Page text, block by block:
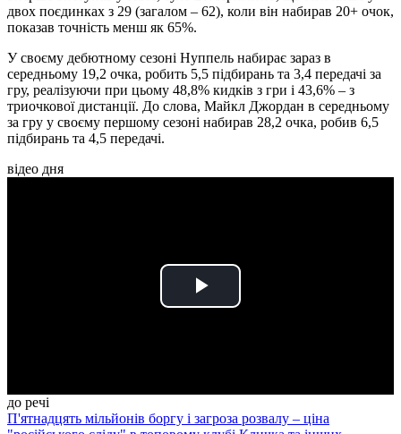
двох поєдинках з 29 (загалом – 62), коли він набирав 20+ очок,
показав точність менш як 65%.
У своєму дебютному сезоні Нуппель набирає зараз в
середньому 19,2 очка, робить 5,5 підбирань та 3,4 передачі за
гру, реалізуючи при цьому 48,8% кидків з гри і 43,6% – з
триочкової дистанції. До слова, Майкл Джордан в середньому
за гру у своєму першому сезоні набирав 28,2 очка, робив 6,5
підбирань та 4,5 передачі.
відео дня
Play
до речі
П'ятнадцять мільйонів боргу і загроза розвалу – ціна